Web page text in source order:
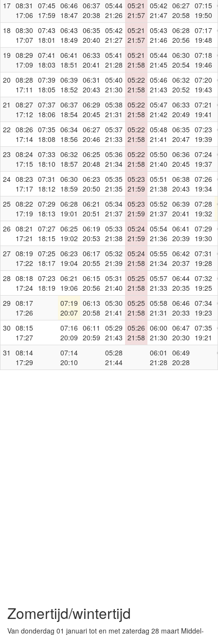
17 08:31
17:06
07:45
17:59
06:46
18:47
06:37
20:38
05:44
21:26
05:21
21:57
05:42
21:47
06:27
20:58
07:15
19:50
18 08:30
17:07
07:43
18:01
06:43
18:49
06:35
20:40
05:42
21:27
05:21
21:57
05:43
21:46
06:28
20:56
07:17
19:48
19 08:29
17:09
07:41
18:03
06:41
18:51
06:33
20:41
05:41
21:28
05:21
21:58
05:44
21:45
06:30
20:54
07:18
19:46
20 08:28
17:11
07:39
18:05
06:39
18:52
06:31
20:43
05:40
21:30
05:22
21:58
05:46
21:43
06:32
20:52
07:20
19:43
21
08:27
17:12
07:37
18:06
06:37
18:54
06:29
20:45
05:38
21:31
05:22
21:58
05:47
21:42
06:33
20:49
07:21
19:41
22 08:26
17:14
07:35
18:08
06:34
18:56
06:27
20:46
05:37
21:33
05:22
21:58
05:48
21:41
06:35
20:47
07:23
19:39
23 08:24
17:15
07:33
18:10
06:32
18:57
06:25
20:48
05:36
21:34
05:22
21:58
05:50
21:40
06:36
20:45
07:24
19:37
24 08:23
17:17
07:31
18:12
06:30
18:59
06:23
20:50
05:35
21:35
05:23
21:59
05:51
21:38
06:38
20:43
07:26
19:34
25 08:22
17:19
07:29
18:13
06:28
19:01
06:21
20:51
05:34
21:37
05:23
21:59
05:52
21:37
06:39
20:41
07:28
19:32
26 08:21
17:21
07:27
18:15
06:25
19:02
06:19
20:53
05:33
21:38
05:24
21:59
05:54
21:36
06:41
20:39
07:29
19:30
27 08:19
17:22
07:25
18:17
06:23
19:04
06:17
20:55
05:32
21:39
05:24
21:58
05:55
21:34
06:42
20:37
07:31
19:28
28 08:18
17:24
07:23
18:19
06:21
19:06
06:15
20:56
05:31
21:40
05:25
21:58
05:57
21:33
06:44
20:35
07:32
19:25
29 08:17
17:26
07:19
20:07
06:13
20:58
05:30
21:41
05:25
21:58
05:58
21:31
06:46
20:33
07:34
19:23
30 08:15
17:27
07:16
20:09
06:11
20:59
05:29
21:43
05:26
21:58
06:00
21:30
06:47
20:30
07:35
19:21
31
08:14
17:29
07:14
20:10
05:28
21:44
06:01
21:28
06:49
20:28
Zomertijd/wintertijd
Van donderdag 01 januari tot en met zaterdag 28 maart Middel-